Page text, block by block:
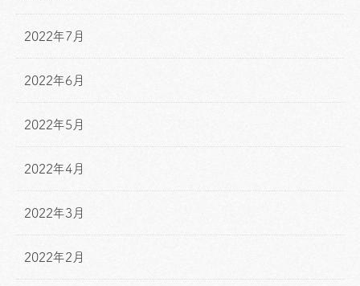
2022年7月
2022年6月
2022年5月
2022年4月
2022年3月
2022年2月